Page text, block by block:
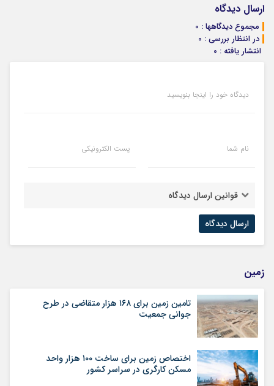
ارسال دیدگاه
مجموع دیدگاهها : 0
در انتظار بررسی : 0
انتشار یافته : 0
دیدگاه خود را اینجا بنویسید
نام شما پست الکترونیکی
قوانین ارسال دیدگاه
زمین
تامین زمین برای ۱۶۸ هزار متقاضی در طرح
جوانی جمعیت
اختصاص زمین برای ساخت ۱۰۰ هزار واحد
مسکن کارگری در سراسر کشور